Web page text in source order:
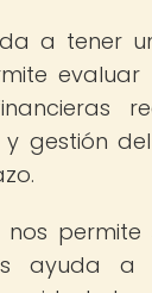
a tener
gestión
nos
ayuda